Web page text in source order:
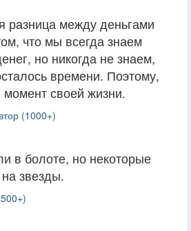
разница между деньгами
что мы всегда знаем
но никогда не знаем,
времени. Поэтому,
своей жизни.
(1000+)
в болоте, но некоторые
звезды.